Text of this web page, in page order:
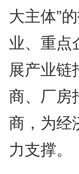
大主体”
业、重点
展产业链
商、厂房
商，为经
力支撑。